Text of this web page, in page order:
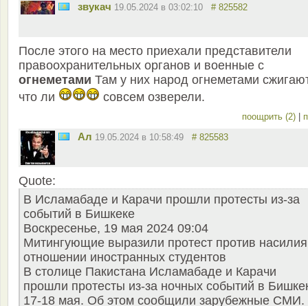
звукач 19.05.2024 в 03:02:10 # 825582
После этого на место приехали представители
правоохранительных органов и военные с
огнеметами Там у них народ огнеметами
что ли
совсем озверели.
поощрить (2)
Ал 19.05.2024 в 10:58:49 # 825583
Quote:
В Исламабаде и Карачи прошли протесты из-за
событий в Бишкеке
Воскресенье, 19 мая 2024 09:04
Митингующие выразили протест против
отношении иностранных студентов
В столице Пакистана Исламабаде и Карачи
прошли протесты из-за ночных событий в
17-18 мая. Об этом сообщили зарубежные СМИ.